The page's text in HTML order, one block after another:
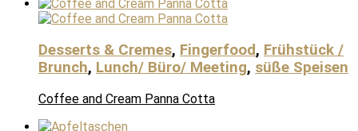
Desserts & Cremes, Fingerfood, Frühstück /
Brunch, Lunch/ Büro/ Meeting, süße Speisen
Coffee and Cream Panna Cotta